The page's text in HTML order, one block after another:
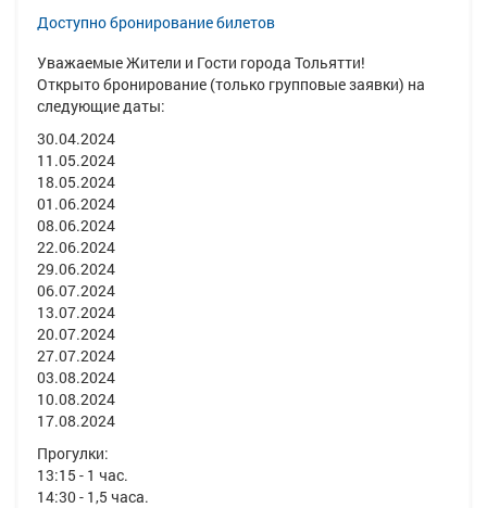
Доступно бронирование билетов
Уважаемые Жители и Гости города Тольятти!
Открыто бронирование (только групповые заявки) на
следующие даты:
30.04.2024
11.05.2024
18.05.2024
01.06.2024
08.06.2024
22.06.2024
29.06.2024
06.07.2024
13.07.2024
20.07.2024
27.07.2024
03.08.2024
10.08.2024
17.08.2024
Прогулки:
13:15 - 1 час.
14:30 - 1,5 часа.